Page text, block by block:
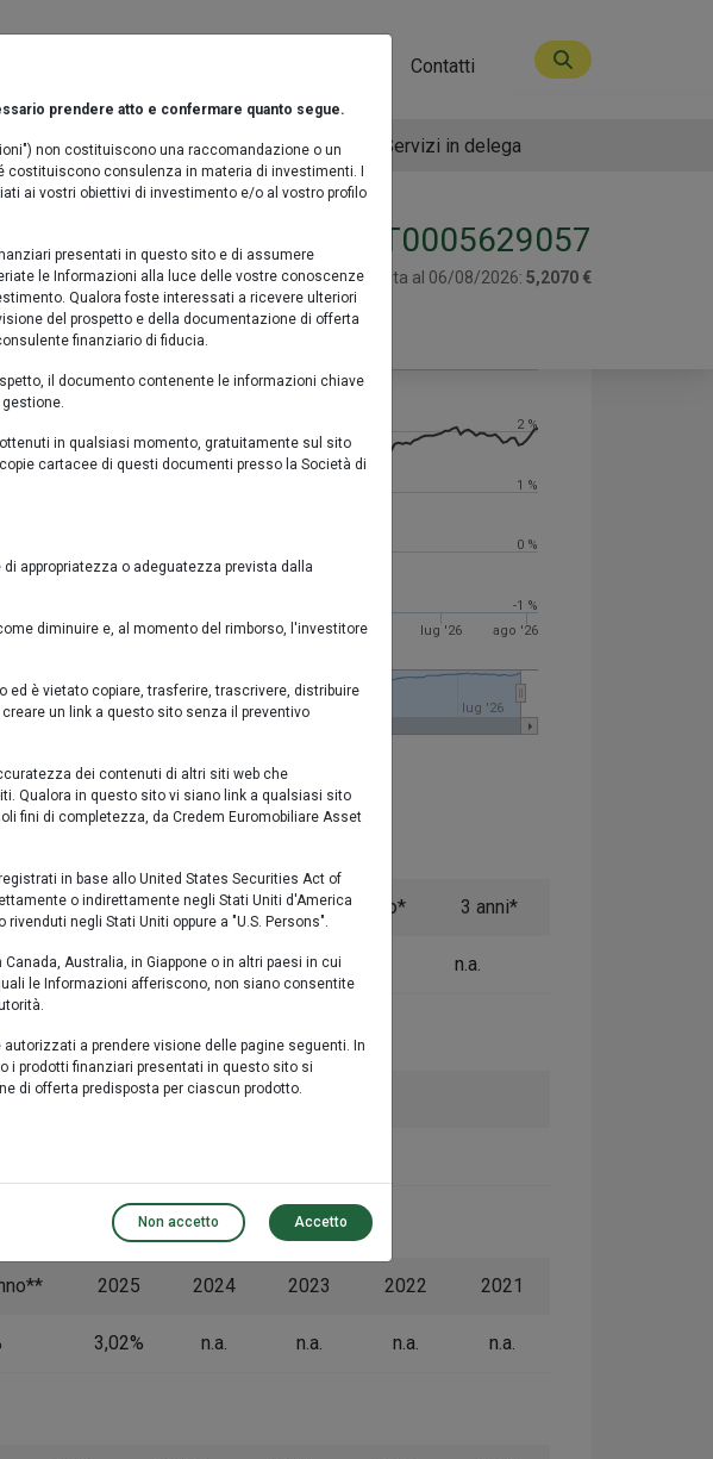
Piano di accumulo Servizi in delega
Contatti
IT0005629057
Valore Quota al 06/08/2026: 5,2070 €
accrescere gradualmente il valore del capitale investito (entro
Il Fondo investe principalmente in strumenti finanziari
feb '26 mar '26 apr '26 mag '26 giu '26 lug '26 ago '26
'25 gen '26 apr '26 lug '26
-1 %
0 %
1 %
2 %
1 mese 3 mesi 6 mesi 1 anno* 3 anni*
0,97% 0,52% 2,91% n.a.
3 anni* 5 anni*
2025 2024 2023 2022 2021
3,02% n.a. n.a. n.a. n.a.
prendere atto e confermare quanto segue.
non costituiscono una raccomandazione o un
consulenza in materia di investimenti. I
ai vostri obiettivi di investimento e/o al vostro profilo
presentati in questo sito e di assumere
le Informazioni alla luce delle vostre conoscenze
Qualora foste interessati a ricevere ulteriori
del prospetto e della documentazione di offerta
finanziario di fiducia.
il documento contenente le informazioni chiave
in qualsiasi momento, gratuitamente sul sito
cartacee di questi documenti presso la Società di
appropriatezza o adeguatezza prevista dalla
diminuire e, al momento del rimborso, l'investitore
è vietato copiare, trasferire, trascrivere, distribuire
un link a questo sito senza il preventivo
dei contenuti di altri siti web che
Qualora in questo sito vi siano link a qualsiasi sito
fini di completezza, da Credem Euromobiliare Asset
in base allo United States Securities Act of
o indirettamente negli Stati Uniti d'America
negli Stati Uniti oppure a "U.S. Persons".
Australia, in Giappone o in altri paesi in cui
le Informazioni afferiscono, non siano consentite
a prendere visione delle pagine seguenti. In
i prodotti finanziari presentati in questo sito si
di offerta predisposta per ciascun prodotto.
Non accetto Accetto